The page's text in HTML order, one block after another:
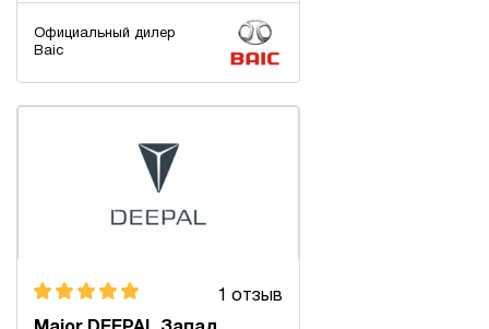
Официальный дилер
Baic
1 отзыв